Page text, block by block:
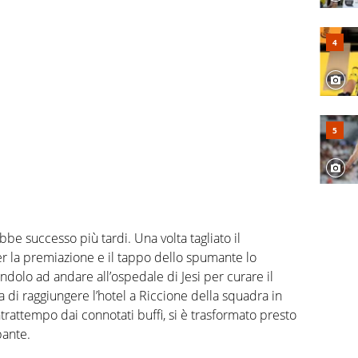
successo più tardi. Una volta tagliato il
la premiazione e il tappo dello spumante lo
ad andare all’ospedale di Jesi per curare il
raggiungere l’hotel a Riccione della squadra in
dai connotati buffi, si è trasformato presto